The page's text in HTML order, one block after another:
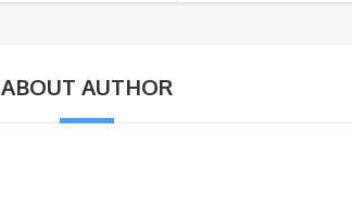
ABOUT AUTHOR